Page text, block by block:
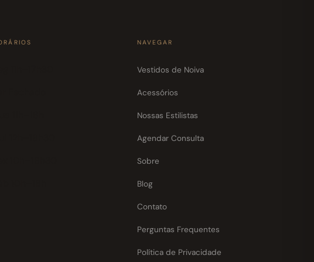
NAVEGAR
Vestidos de Noiva
Acessórios
Nossas Estilistas
Agendar Consulta
Sobre
Blog
Contato
Perguntas Frequentes
Política de Privacidade